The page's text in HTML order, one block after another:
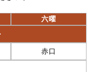
六曜
赤口